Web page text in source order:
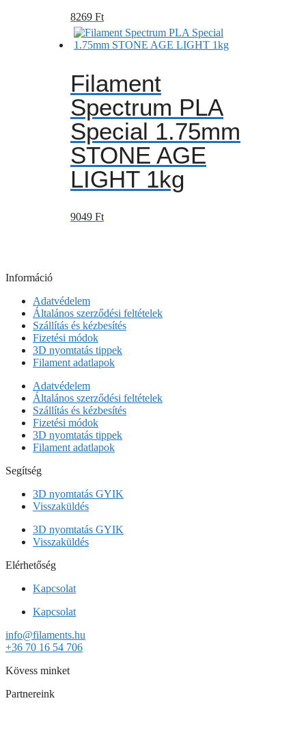
8269 Ft
Filament
Spectrum PLA
Special 1.75mm
STONE AGE
LIGHT 1kg
9049 Ft
Információ
Adatvédelem
Általános szerződési feltételek
Szállítás és kézbesítés
Fizetési módok
3D nyomtatás tippek
Filament adatlapok
Adatvédelem
Általános szerződési feltételek
Szállítás és kézbesítés
Fizetési módok
3D nyomtatás tippek
Filament adatlapok
Segítség
3D nyomtatás GYIK
Visszaküldés
3D nyomtatás GYIK
Visszaküldés
Elérhetőség
Kapcsolat
Kapcsolat
info@filaments.hu
+36 70 16 54 706
Kövess minket
Partnereink